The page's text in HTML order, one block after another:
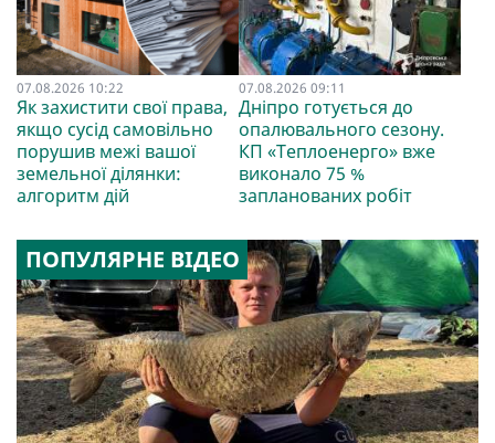
07.08.2026 10:22
Як захистити свої права,
якщо сусід самовільно
порушив межі вашої
земельної ділянки:
алгоритм дій
07.08.2026 09:11
Дніпро готується до
опалювального сезону.
КП «Теплоенерго» вже
виконало 75 %
запланованих робіт
ПОПУЛЯРНЕ ВІДЕО